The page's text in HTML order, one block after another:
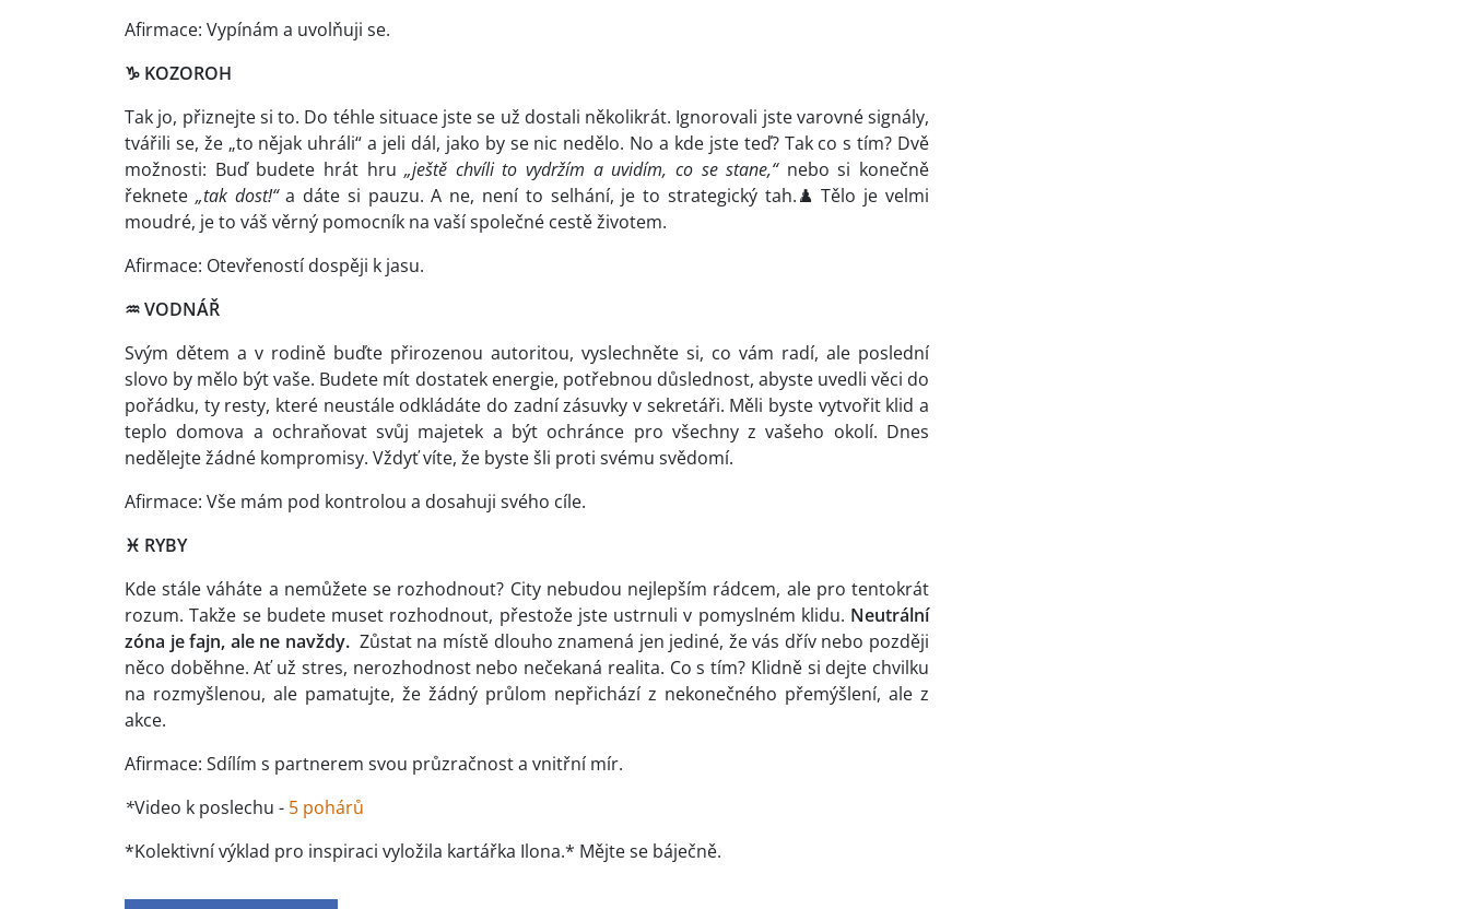
Afirmace: Vypínám a uvolňuji se.
♑ KOZOROH
Tak jo, přiznejte si to. Do téhle situace jste se už dostali několikrát. Ignorovali jste varovné signály,
tvářili se, že „to nějak uhráli“ a jeli dál, jako by se nic nedělo. No a kde jste teď? Tak co s tím? Dvě
možnosti: Buď budete hrát hru„ještě chvíli to vydržím a uvidím, co se stane,“nebo si konečně
řeknete „tak dost!“a dáte si pauzu. A ne, není to selhání, je to strategický tah.♟️ Tělo je velmi
moudré, je to váš věrný pomocník na vaší společné cestě životem.
Afirmace: Otevřeností dospěji k jasu.
♒VODNÁŘ
Svým dětem a v rodině buďte přirozenou autoritou, vyslechněte si, co vám radí, ale poslední
slovo by mělo být vaše. Budete mít dostatek energie, potřebnou důslednost, abyste uvedli věci do
pořádku, ty resty, které neustále odkládáte do zadní zásuvky v sekretáři. Měli byste vytvořit klid a
teplo domova a ochraňovat svůj majetek a být ochránce pro všechny z vašeho okolí. Dnes
nedělejte žádné kompromisy. Vždyť víte, že byste šli proti svému svědomí.
Afirmace: Vše mám pod kontrolou a dosahuji svého cíle.
♓ RYBY
Kde stále váháte a nemůžete se rozhodnout? City nebudou nejlepším rádcem, ale pro tentokrát
rozum. Takže se budete muset rozhodnout, přestože jste ustrnuli v pomyslném klidu. Neutrální
zóna je fajn, ale ne navždy. Zůstat na místě dlouho znamená jen jediné, že vás dřív nebo později
něco doběhne. Ať už stres, nerozhodnost nebo nečekaná realita. Co s tím? Klidně si dejte chvilku
na rozmyšlenou, ale pamatujte, že žádný průlom nepřichází z nekonečného přemýšlení, ale z
akce.
Afirmace: Sdílím s partnerem svou průzračnost a vnitřní mír.
*Video k poslechu - 5 pohárů
*Kolektivní výklad pro inspiraci vyložila kartářka Ilona.* Mějte se báječně.